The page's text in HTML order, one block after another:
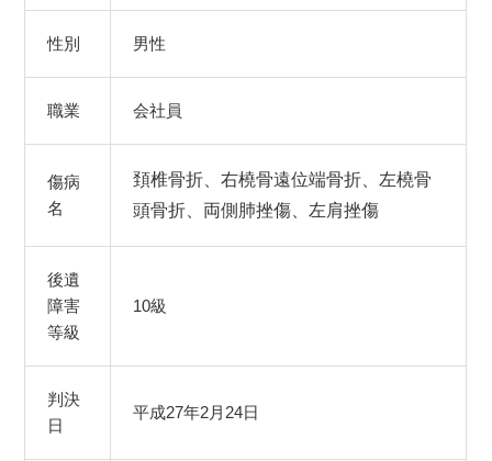
性別 男性
職業 会社員
傷病
名
頚椎骨折、右橈骨遠位端骨折、左橈骨
頭骨折、両側肺挫傷、左肩挫傷
後遺
障害
等級
10級
判決
日
平成27年2月24日